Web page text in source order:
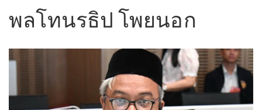
พลโทนรธิป โพยนอก